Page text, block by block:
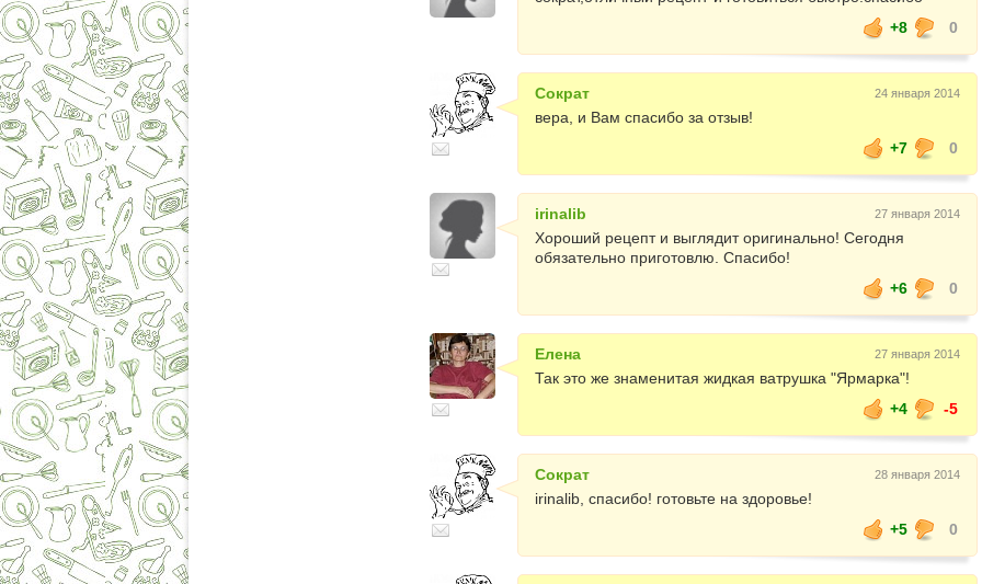
+8
0
Сократ 24 января 2014
вера, и Вам спасибо за отзыв!
+7
0
irinalib 27 января 2014
Хороший рецепт и выглядит оригинально! Сегодня
обязательно приготовлю. Спасибо!
+6
0
Елена 27 января 2014
Так это же знаменитая жидкая ватрушка "Ярмарка"!
+4
-5
Сократ 28 января 2014
irinalib, спасибо! готовьте на здоровье!
+5
0